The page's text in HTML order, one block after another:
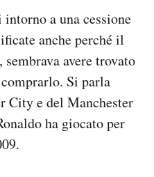
a una cessione
anche perché il
sembrava avere trovato
Si parla
City e del Manchester
ha giocato per